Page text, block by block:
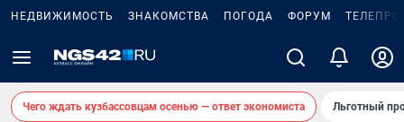
НЕДВИЖИМОСТЬ ЗНАКОМСТВА ПОГОДА ФОРУМ
Чего ждать кузбассовцам осенью — ответ экономиста Льготный